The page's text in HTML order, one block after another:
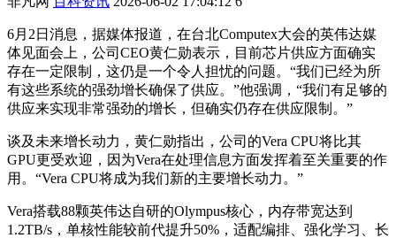
6月2日消息，据媒体报道，在台北Computex大会的英伟达媒
体见面会上，公司CEO黄仁勋表示，目前芯片供应方面确实
存在一定限制，这仍是一个令人担忧的问题。“我们已经为所
有这些系统的强劲增长确保了供应。”他强调，“我们有足够的
供应来实现非常强劲的增长，但确实仍存在供应限制。”
谈及未来增长动力，黄仁勋指出，公司的Vera CPU将比其
GPU更受欢迎，因为Vera在处理信息方面发挥着至关重要的作
用。“Vera CPU将成为我们新的主要增长动力。”
Vera搭载88颗英伟达自研的Olympus核心，内存带宽达到
1.2TB/s，单核性能较前代提升50%，适配编排、强化学习、长